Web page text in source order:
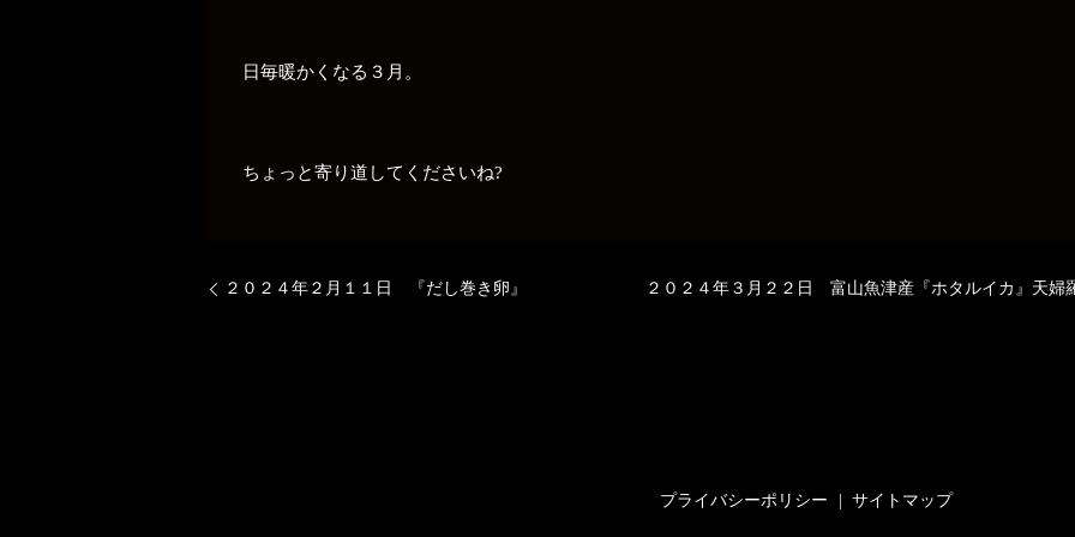
日毎暖かくなる３月。
ちょっと寄り道してくださいね?
２０２４年２月１１日 『だし巻き卵』 ２０２４年３月２２日 富山魚津産『ホタルイカ』天婦
プライバシーポリシー サイトマップ